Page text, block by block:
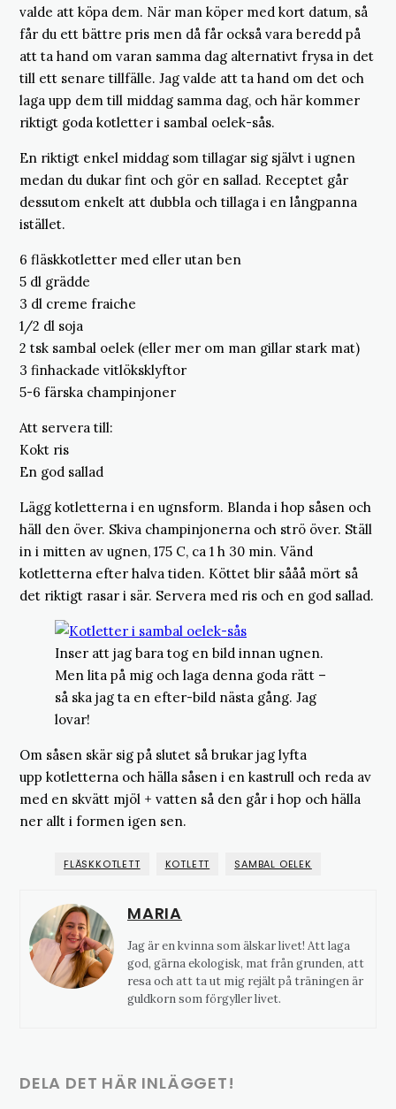
valde att köpa dem. När man köper med kort datum, så
får du ett bättre pris men då får också vara beredd på
att ta hand om varan samma dag alternativt frysa in det
till ett senare tillfälle. Jag valde att ta hand om det och
laga upp dem till middag samma dag, och här kommer
riktigt goda kotletter i sambal oelek-sås.
En riktigt enkel middag som tillagar sig självt i ugnen
medan du dukar fint och gör en sallad. Receptet går
dessutom enkelt att dubbla och tillaga i en långpanna
istället.
6 fläskkotletter med eller utan ben
5 dl grädde
3 dl creme fraiche
1/2 dl soja
2 tsk sambal oelek (eller mer om man gillar stark mat)
3 finhackade vitlöksklyftor
5-6 färska champinjoner
Att servera till:
Kokt ris
En god sallad
Lägg kotletterna i en ugnsform. Blanda i hop såsen och
häll den över. Skiva champinjonerna och strö över. Ställ
in i mitten av ugnen, 175 C, ca 1 h 30 min. Vänd
kotletterna efter halva tiden. Köttet blir sååå mört så
det riktigt rasar i sär. Servera med ris och en god sallad.
Inser att jag bara tog en bild innan ugnen.
Men lita på mig och laga denna goda rätt –
så ska jag ta en efter-bild nästa gång. Jag
lovar!
Om såsen skär sig på slutet så brukar jag lyfta
upp kotletterna och hälla såsen i en kastrull och reda av
med en skvätt mjöl + vatten så den går i hop och hälla
ner allt i formen igen sen.
FLÄSKKOTLETT KOTLETT SAMBAL OELEK
MARIA
Jag är en kvinna som älskar livet! Att laga
god, gärna ekologisk, mat från grunden, att
resa och att ta ut mig rejält på träningen är
guldkorn som förgyller livet.
DELA DET HÄR INLÄGGET!